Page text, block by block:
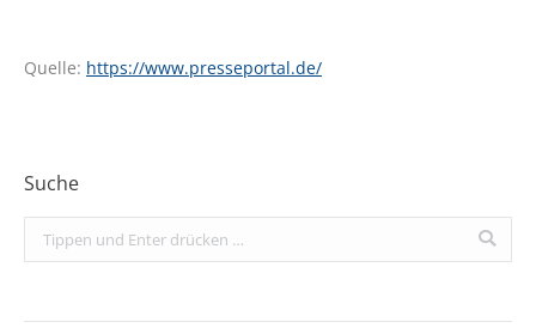
Quelle: https://www.presseportal.de/
Suche
Search: